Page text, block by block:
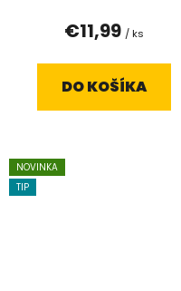
€11,99 / ks
DO KOŠÍKA
NOVINKA
TIP